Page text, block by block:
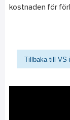
kostnaden för
Tillbaka till